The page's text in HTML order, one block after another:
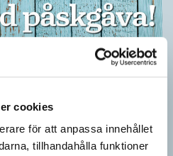
cookies
för att anpassa innehållet
tillhandahålla funktioner